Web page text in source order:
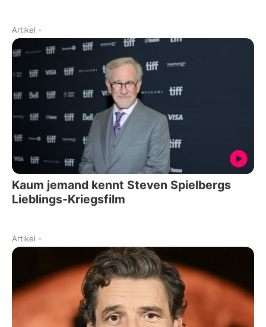
Artikel -
Kaum jemand kennt Steven Spielbergs
Lieblings-Kriegsfilm
Artikel -